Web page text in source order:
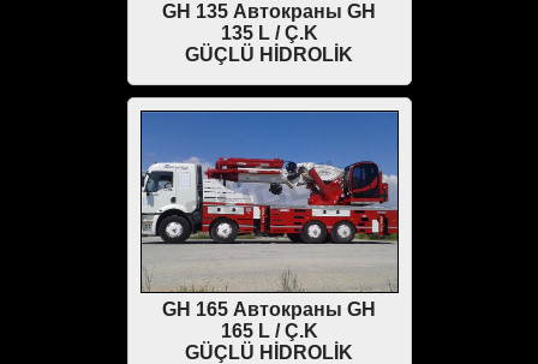
GH 135 Автокраны GH
135 L / Ç.K
GÜÇLÜ HİDROLİK
GH 165 Автокраны GH
165 L / Ç.K
GÜÇLÜ HİDROLİK